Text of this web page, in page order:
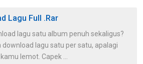
Lagu Full .Rar
lagu satu album penuh sekaligus?
download lagu satu per satu, apalagi
lemot. Capek ...